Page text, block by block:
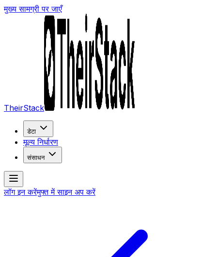
मुख्य सामग्री पर जाएँ
TheirStack
डेटा
मूल्य निर्धारण
संसाधन
लॉग इन करेंमुफ्त में साइन अप करें